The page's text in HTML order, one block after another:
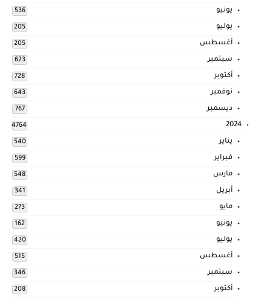
يونيو 536
يوليو 205
أغسطس 205
سبتمبر 623
أكتوبر 728
نوفمبر 643
ديسمبر 767
2024
4764
يناير 540
فبراير 599
مارس 548
أبريل 341
مايو 273
يونيو 162
يوليو 420
أغسطس 515
سبتمبر 346
أكتوبر 208